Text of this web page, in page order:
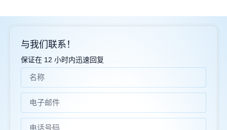
与我们联系！
保证在 12 小时内迅速回复